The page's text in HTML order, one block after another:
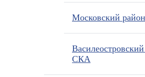
Московский
СКА